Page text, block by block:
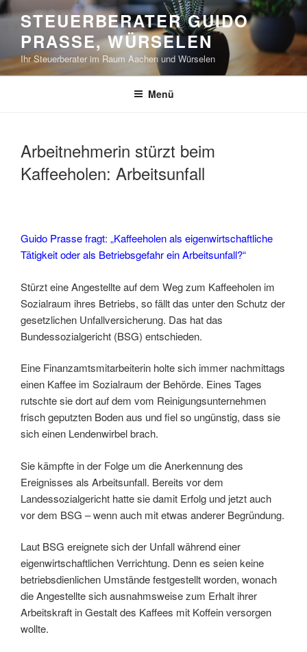
Zum
Inhalt
springen
STEUERBERATER GUIDO
PRASSE, WÜRSELEN
Ihr Steuerberater im Raum Aachen und Würselen
Menü
Arbeitnehmerin stürzt beim
Kaffeeholen: Arbeitsunfall
Guido Prasse fragt: „Kaffeeholen als eigenwirtschaftliche
Tätigkeit oder als Betriebsgefahr ein Arbeitsunfall?“
Stürzt eine Angestellte auf dem Weg zum Kaffeeholen im
Sozialraum ihres Betriebs, so fällt das unter den Schutz der
gesetzlichen Unfallversicherung. Das hat das
Bundessozialgericht (BSG) entschieden.
Eine Finanzamtsmitarbeiterin holte sich immer nachmittags
einen Kaffee im Sozialraum der Behörde. Eines Tages
rutschte sie dort auf dem vom Reinigungsunternehmen
frisch geputzten Boden aus und fiel so ungünstig, dass sie
sich einen Lendenwirbel brach.
Sie kämpfte in der Folge um die Anerkennung des
Ereignisses als Arbeitsunfall. Bereits vor dem
Landessozialgericht hatte sie damit Erfolg und jetzt auch
vor dem BSG – wenn auch mit etwas anderer Begründung.
Laut BSG ereignete sich der Unfall während einer
eigenwirtschaftlichen Verrichtung. Denn es seien keine
betriebsdienlichen Umstände festgestellt worden, wonach
die Angestellte sich ausnahmsweise zum Erhalt ihrer
Arbeitskraft in Gestalt des Kaffees mit Koffein versorgen
wollte.